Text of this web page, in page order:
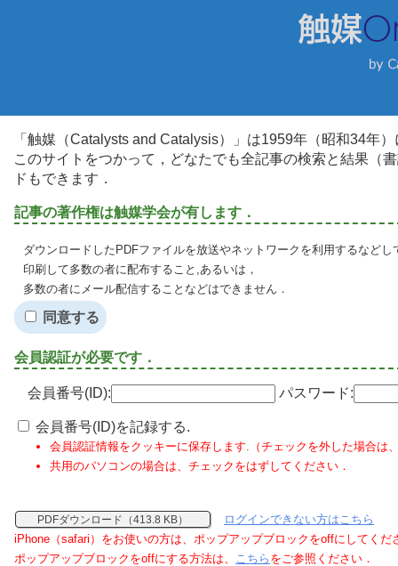
「触媒（Catalysts and Catalysis）」は1959年（昭和34年
このサイトをつかって，どなたでも全記事の検索と結果（
ドもできます．
記事の著作権は触媒学会が有します．
ダウンロードしたPDFファイルを放送やネットワークを利用するなど
印刷して多数の者に配布すること,あるいは，
多数の者にメール配信することなどはできません．
同意する
会員認証が必要です．
会員番号(ID): パスワード:
会員番号(ID)を記録する.
会員認証情報をクッキーに保存します.（チェックを外した場合は
共用のパソコンの場合は、チェックをはずしてください．
PDFダウンロード（413.8 KB）
ログインできない方はこちら
iPhone（safari）をお使いの方は、ポップアップブロックをoffにしてくだ
ポップアップブロックをoffにする方法は、 こちら をご参照ください．